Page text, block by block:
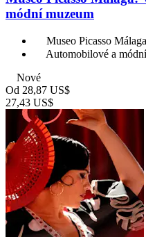
módní muzeum
Museo Picasso
Automobilové a
Nové
Od 28,87 US$
27,43 US$